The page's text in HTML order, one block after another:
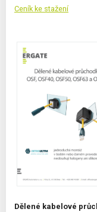
Ceník ke stažení
Dělené kabelové